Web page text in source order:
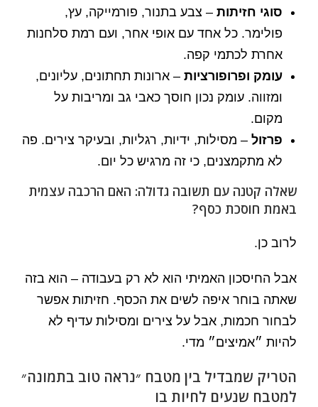
סוגי חזיתות – צבע בתנור, פורמייקה, עץ,
פולימר. כל אחד עם אופי אחר, ועם רמת סלחנות
אחרת לכתמי קפה.
עומק ופרופורציות – ארונות תחתונים, עליונים,
ומזווה. עומק נכון חוסך כאבי גב ומריבות על
מקום.
פרזול – מסילות, ידיות, רגליות, ובעיקר צירים. פה
לא מתקמצנים, כי זה מרגיש כל יום.
שאלה קטנה עם תשובה גדולה: האם הרכבה עצמית
באמת חוסכת כסף?
לרוב כן.
אבל החיסכון האמיתי הוא לא רק בעבודה – הוא בזה
שאתה בוחר איפה לשים את הכסף. חזיתות אפשר
לבחור חכמות, אבל על צירים ומסילות עדיף לא
להיות ״אמיצים״ מדי.
הטריק שמבדיל בין מטבח ״נראה טוב בתמונה״
למטבח שנעים לחיות בו